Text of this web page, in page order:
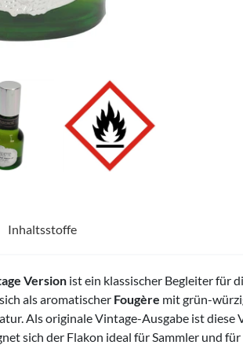
Inhaltsstoffe
Version ist ein klassischer Begleiter für
als aromatischer Fougère mit grün-
Als originale Vintage-Ausgabe ist
sich der Flakon ideal für Sammler und